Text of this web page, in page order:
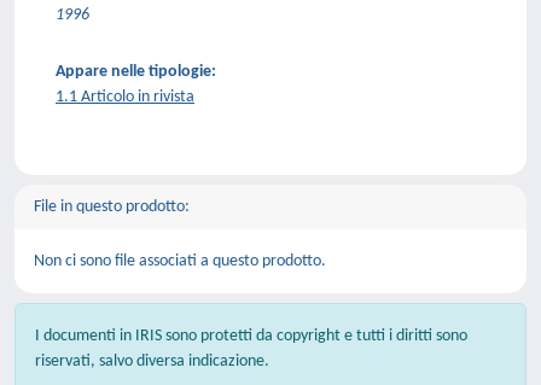
1996
Appare nelle tipologie:
1.1 Articolo in rivista
File in questo prodotto:
Non ci sono file associati a questo prodotto.
I documenti in IRIS sono protetti da copyright e tutti i diritti sono
riservati, salvo diversa indicazione.